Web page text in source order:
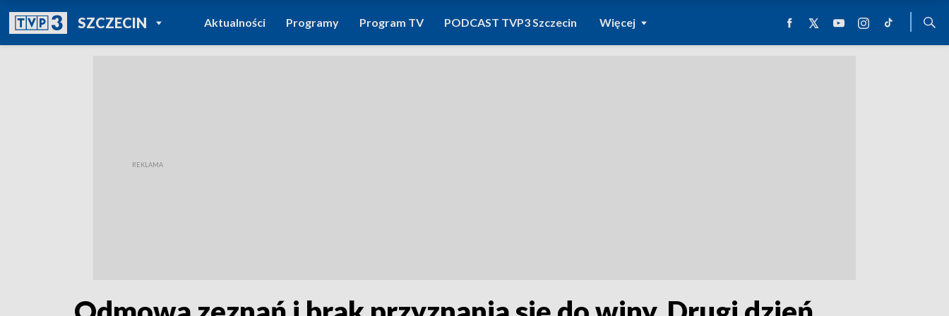
SZCZECINPOWRÓT DO
TVP REGIONY
Aktualności Programy Program TV PODCAST TVP3 Szczecin Więcej